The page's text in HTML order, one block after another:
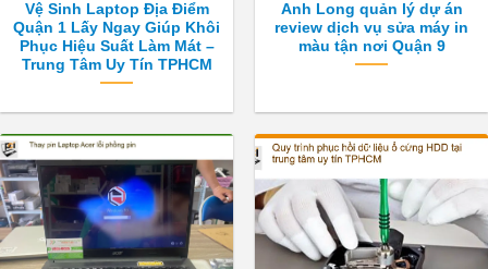
Vệ Sinh Laptop Địa Điểm
Quận 1 Lấy Ngay Giúp Khôi
Phục Hiệu Suất Làm Mát –
Trung Tâm Uy Tín TPHCM
Anh Long quản lý dự án
review dịch vụ sửa máy in
màu tận nơi Quận 9